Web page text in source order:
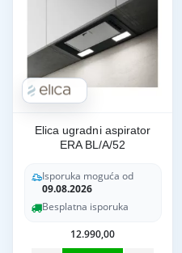
Elica ugradni aspirator
ERA BL/A/52
Isporuka moguća od
09.08.2026
Besplatna isporuka
12.990,00